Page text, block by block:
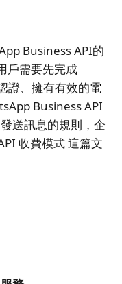
Business API的
戶需要先完成
證、擁有有效的電
Business API
送訊息的規則，企
收費模式 這篇文